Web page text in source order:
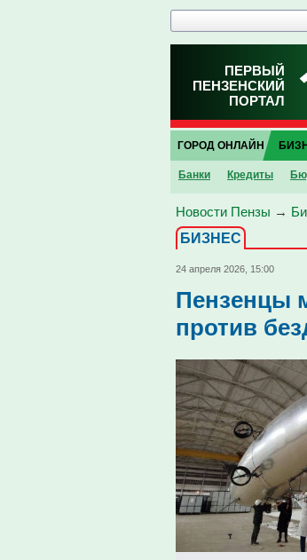
ПЕРВЫЙ
ПЕНЗЕНСКИЙ
ПОРТАЛ
ГОРОД ОНЛАЙН
Банки Кредиты
Новости Пензы →
БИЗНЕС
24 апреля 2026, 15:00
Пензенцы
против